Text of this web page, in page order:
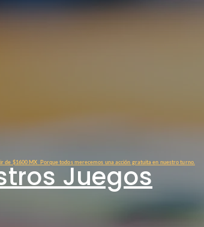
Juegos
de $1600 MX Porque todos merecemos una acción gratuita en nuestro turno.